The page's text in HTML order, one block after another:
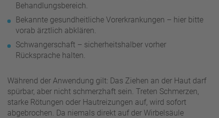
Behandlungsbereich.
Bekannte gesundheitliche Vorerkrankungen – hier bitte
vorab ärztlich abklären.
Schwangerschaft – sicherheitshalber vorher
Rücksprache halten.
Während der Anwendung gilt: Das Ziehen an der Haut darf
spürbar, aber nicht schmerzhaft sein. Treten Schmerzen,
starke Rötungen oder Hautreizungen auf, wird sofort
abgebrochen. Da niemals direkt auf der Wirbelsäule